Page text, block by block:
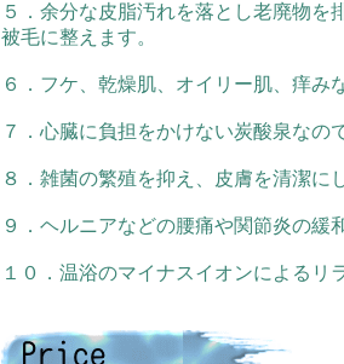
５．余分な皮脂汚れを落とし老廃物
被毛に整えます。
６．フケ、乾燥肌、オイリー肌、痒み
７．心臓に負担をかけない炭酸泉な
８．雑菌の繁殖を抑え、皮膚を清潔に
９．ヘルニアなどの腰痛や関節炎の緩和
１０．温浴のマイナスイオンによるリ